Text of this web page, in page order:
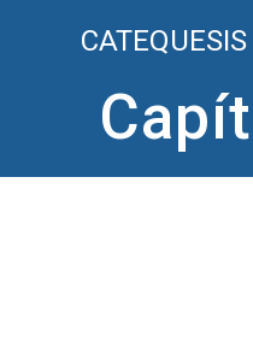
CATEQUESIS